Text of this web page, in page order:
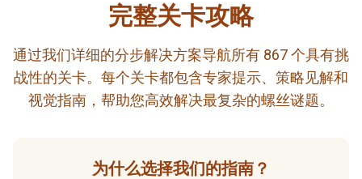
完整关卡攻略
通过我们详细的分步解决方案导航所有 867 个具有挑
战性的关卡。每个关卡都包含专家提示、策略见解和
视觉指南，帮助您高效解决最复杂的螺丝谜题。
为什么选择我们的指南？